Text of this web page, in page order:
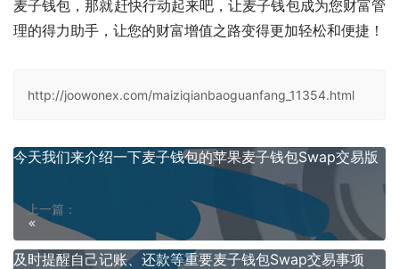
麦子钱包，那就赶快行动起来吧，让麦子钱包成为您财富管
理的得力助手，让您的财富增值之路变得更加轻松和便捷！
http://joowonex.com/maiziqianbaoguanfang_11354.html
上一篇：
今天我们来介绍一下麦子钱包的苹果麦子钱包Swap交易版
及时提醒自己记账、还款等重要麦子钱包Swap交易事项